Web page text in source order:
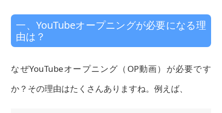
一、YouTubeオープニングが必要になる理
由は？
なぜYouTubeオープニング（OP動画）が必要です
か？その理由はたくさんありますね。例えば、